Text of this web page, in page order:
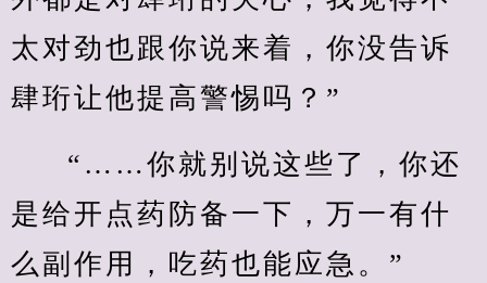
太对劲也跟你说来着，你没告诉
肆珩让他提高警惕吗？”
“……你就别说这些了，你还
是给开点药防备一下，万一有什
么副作用，吃药也能应急。”